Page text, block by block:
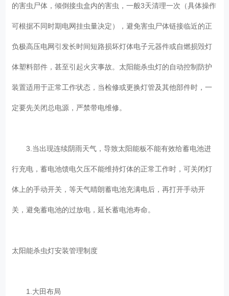
的害虫尸体，倾倒接虫盒内的害虫，一般3天清理一次（具体操作
可根据不同时期电网挂虫量决定），避免害虫尸体链接临近的正
负极高压电网引发长时间短路损坏灯体电子元器件或自燃损毁灯
体塑料部件，甚至引起火灾事故。太阳能杀虫灯的自动控制防护
装置适用于正常工作状态，当检修或更换灯管及其他部件时，一
定要先关闭总电源，严禁带电维修。
3.当出现连续阴雨天气，导致太阳能板不能有效给蓄电池进
行充电，蓄电池馈电欠压不能维持灯体的正常工作时，可关闭灯
体上的手动开关，等天气晴朗蓄电池充满电后，再打开手动开
关，避免蓄电池的过放电，延长蓄电池寿命。
太阳能杀虫灯安装管理制度
1.大田布局